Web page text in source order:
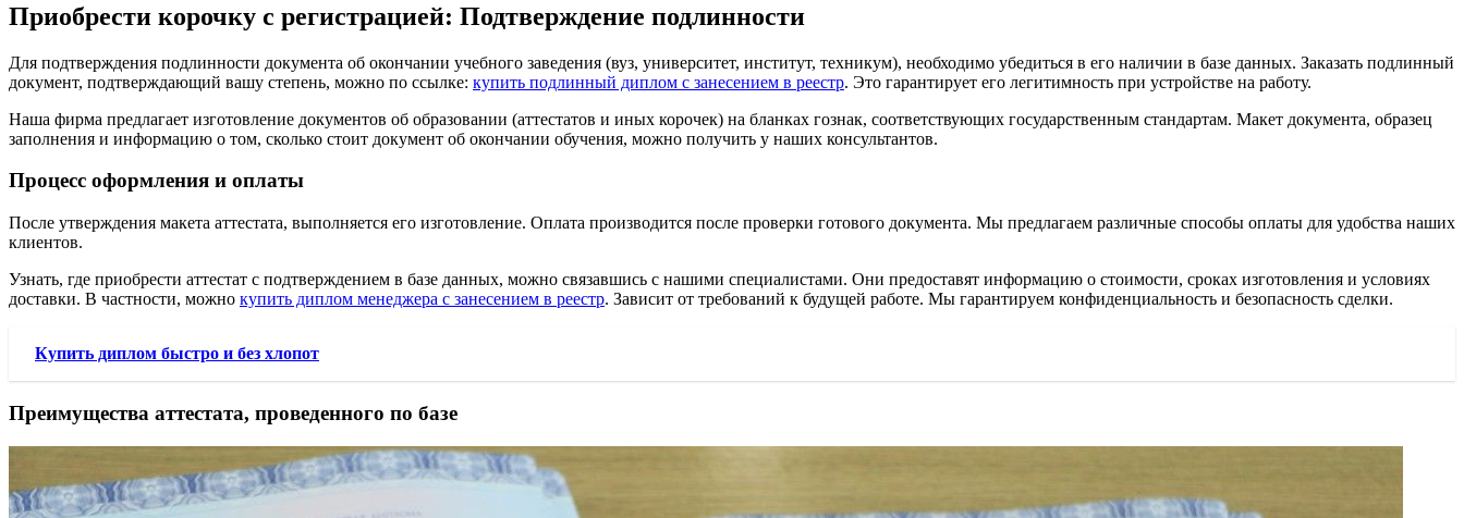
Приобрести корочку с регистрацией: Подтверждение подлинности
Для подтверждения подлинности документа об окончании учебного заведения (вуз, университет, институт, техникум), необходимо убедиться в его наличии в базе данных. Заказать подлинный
документ, подтверждающий вашу степень, можно по ссылке: купить подлинный диплом с занесением в реестр. Это гарантирует его легитимность при устройстве на работу.
Наша фирма предлагает изготовление документов об образовании (аттестатов и иных корочек) на бланках гознак, соответствующих государственным стандартам. Макет документа, образец
заполнения и информацию о том, сколько стоит документ об окончании обучения, можно получить у наших консультантов.
Процесс оформления и оплаты
После утверждения макета аттестата, выполняется его изготовление. Оплата производится после проверки готового документа. Мы предлагаем различные способы оплаты для удобства наших
клиентов.
Узнать, где приобрести аттестат с подтверждением в базе данных, можно связавшись с нашими специалистами. Они предоставят информацию о стоимости, сроках изготовления и условиях
доставки. В частности, можно купить диплом менеджера с занесением в реестр. Зависит от требований к будущей работе. Мы гарантируем конфиденциальность и безопасность сделки.
Купить диплом быстро и без хлопот
Преимущества аттестата, проведенного по базе